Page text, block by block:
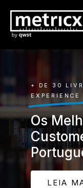
+ DE 30
EXPERIENCE
Os
LEIA